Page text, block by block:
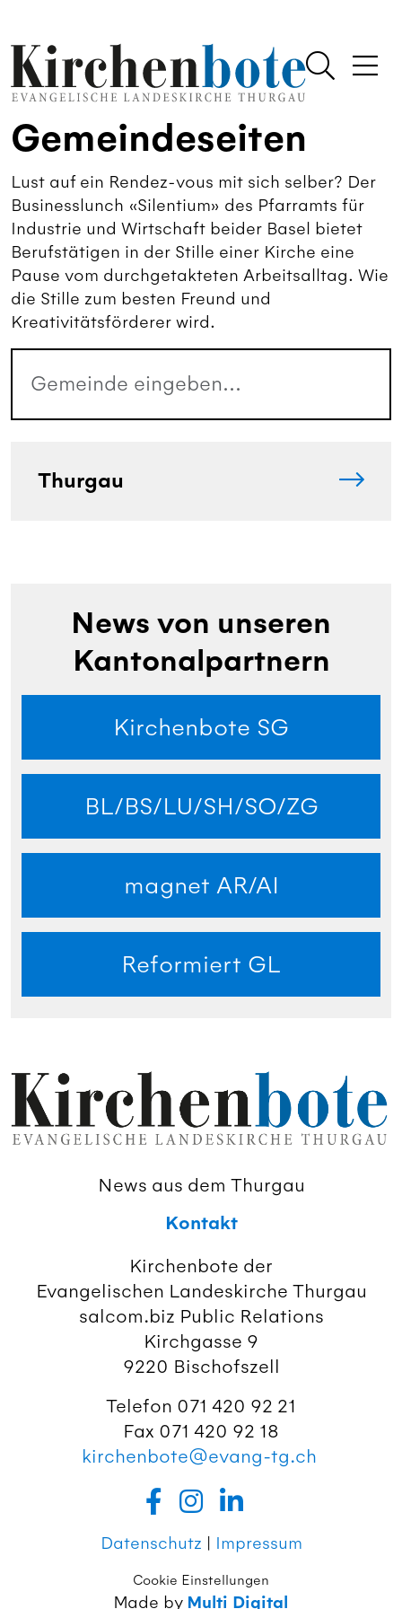
Gemeindeseiten
Lust auf ein Rendez-vous mit sich selber? Der
Businesslunch «Silentium» des Pfarramts für
Industrie und Wirtschaft beider Basel bietet
Berufstätigen in der Stille einer Kirche eine
Pause vom durchgetakteten Arbeitsalltag. Wie
die Stille zum besten Freund und
Kreativitätsförderer wird.
Thurgau
News von unseren
Kantonalpartnern
Kirchenbote SG
BL/BS/LU/SH/SO/ZG
magnet AR/AI
Reformiert GL
News aus dem Thurgau
Kontakt
Kirchenbote der
Evangelischen Landeskirche Thurgau
salcom.biz Public Relations
Kirchgasse 9
9220 Bischofszell
Telefon 071 420 92 21
Fax 071 420 92 18
kirchenbote@evang-tg.ch
Datenschutz | Impressum
Cookie Einstellungen
Made by Multi Digital